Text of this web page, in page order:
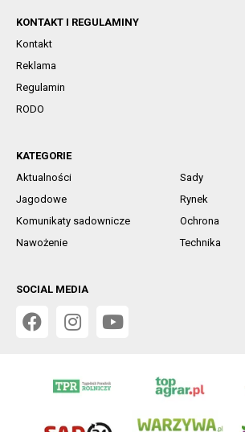
KONTAKT I REGULAMINY
Kontakt
Reklama
Regulamin
RODO
KATEGORIE
Aktualności
Sady
Jagodowe
Rynek
Komunikaty sadownicze
Ochrona
Nawożenie
Technika
SOCIAL MEDIA